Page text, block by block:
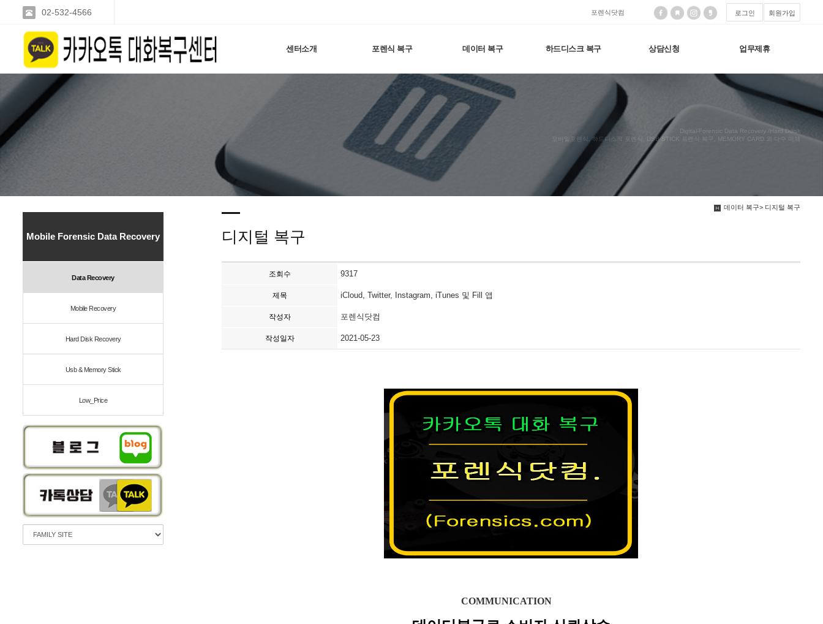
02-532-4566 포렌식닷컴 로그인 회원가입
센터소개 포렌식 복구 데이터 복구 하드디스크 복구 상담신청 업무제휴
Digital-Forensic Data Recovery /Hard Ddisk
모바일포렌식, 하드디스크 포렌식, USB STICK 포렌식 복구, MEMORY CARD 외 다수 매체
데이터 복구> 디지털 복구
Mobile Forensic Data Recovery
Data Recovery
Mobile Recovery
Hard Disk Recovery
Usb & Memory Stick
Low_Price
디지털 복구
조회수 9317
제목 iCloud, Twitter, Instagram, iTunes 및 Fill 앱
작성자 포렌식닷컴
작성일자 2021-05-23
COMMUNICATION